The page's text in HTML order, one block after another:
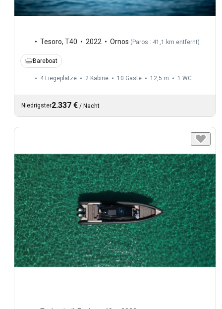
Tesoro, T40 2022 Ornos (Paros : 41,1 km entfernt)
Bareboat
4 Liegeplätze 2 Kabine 10 Gäste 12,5 m 1 WC
Niedrigster2.337 € / Nacht